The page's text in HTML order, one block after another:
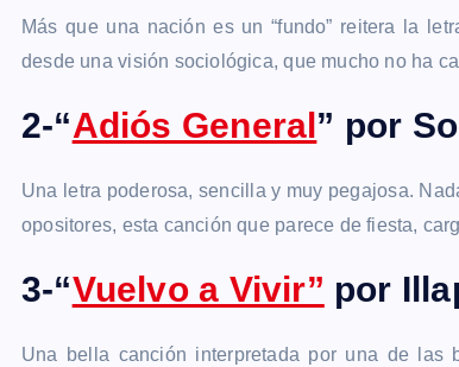
Más que una nación es un “fundo” reitera la
desde una visión sociológica, que mucho no ha
2-“Adiós General ” por
Una letra poderosa, sencilla y muy pegajosa.
opositores, esta canción que parece de fiesta,
3-“Vuelvo a Vivir” por
Una bella canción interpretada por una de las